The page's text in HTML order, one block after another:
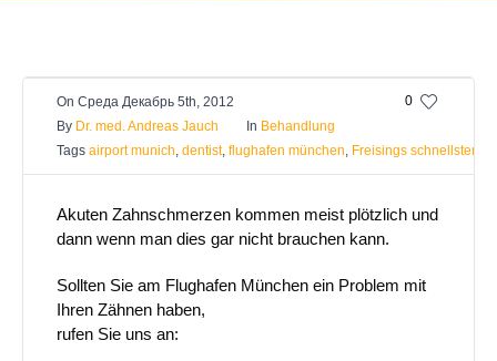
0
On Среда Декабрь 5th, 2012
By Dr. med. Andreas Jauch In Behandlung
Tags airport munich dentist, flughafen münchen Freisings schnellster
Akuten Zahnschmerzen kommen meist plötzlich und
dann wenn man dies gar nicht brauchen kann.
Sollten Sie am Flughafen München ein Problem mit
Ihren Zähnen haben,
rufen Sie uns an: